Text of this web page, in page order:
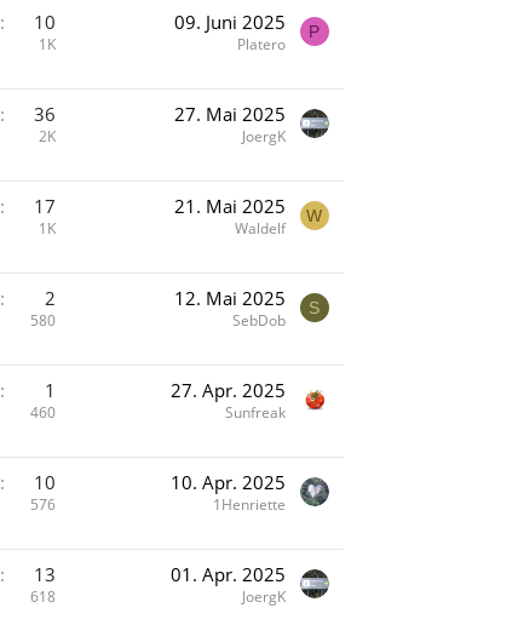
10
1K
09. Juni 2025
Platero
P
36
2K
27. Mai 2025
JoergK
17
1K
21. Mai 2025
Waldelf
W
2
580
12. Mai 2025
SebDob
S
1
460
27. Apr. 2025
Sunfreak
10
576
10. Apr. 2025
1Henriette
13
618
01. Apr. 2025
JoergK